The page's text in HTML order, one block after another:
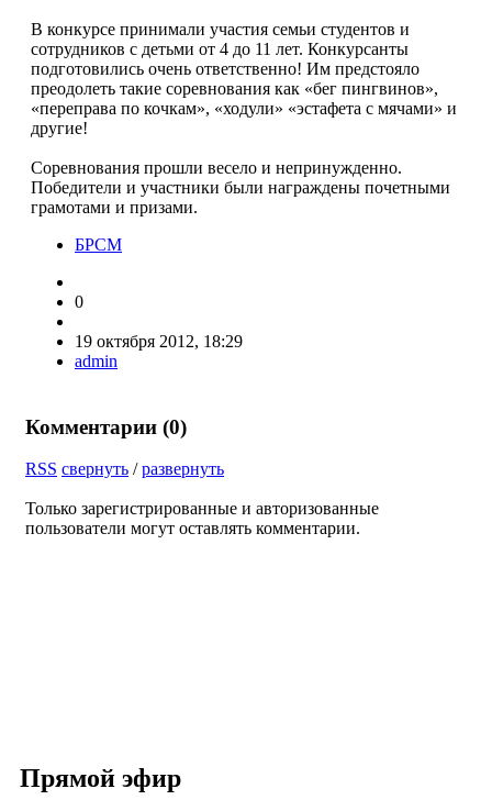
В конкурсе принимали участия семьи студентов и
сотрудников с детьми от 4 до 11 лет. Конкурсанты
подготовились очень ответственно! Им предстояло
преодолеть такие соревнования как «бег пингвинов»,
«переправа по кочкам», «ходули» «эстафета с мячами» и
другие!
Соревнования прошли весело и непринужденно.
Победители и участники были награждены почетными
грамотами и призами.
БРСМ
0
19 октября 2012, 18:29
admin
Комментарии (0)
RSS свернуть /развернуть
Только зарегистрированные и авторизованные
пользователи могут оставлять комментарии.
Прямой эфир